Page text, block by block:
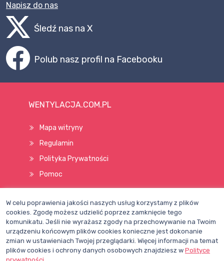
Napisz do nas
Śledź nas na X
Polub nasz profil na Facebooku
WENTYLACJA.COM.PL
Mapa witryny
Regulamin
Polityka Prywatności
Pomoc
Wszelkie prawa zastrzeżone © 1998–2026
W celu poprawienia jakości naszych usług korzystamy z plików
cookies. Zgodę możesz udzielić poprzez zamknięcie tego
komunikatu. Jeśli nie wyrażasz zgody na przechowywanie na Twoim
urządzeniu końcowym plików cookies konieczne jest dokonanie
zmian w ustawieniach Twojej przeglądarki. Więcej informacji na temat
plików cookies i ochrony danych osobowych znajdziesz w Polityce